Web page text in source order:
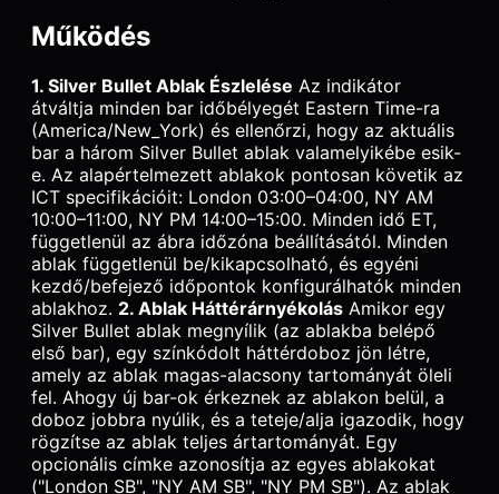
Működés
1. Silver Bullet Ablak Észlelése Az indikátor
átváltja minden bar időbélyegét Eastern Time-ra
(America/New_York) és ellenőrzi, hogy az aktuális
bar a három Silver Bullet ablak valamelyikébe esik-
e. Az alapértelmezett ablakok pontosan követik az
ICT specifikációit: London 03:00–04:00, NY AM
10:00–11:00, NY PM 14:00–15:00. Minden idő ET,
függetlenül az ábra időzóna beállításától. Minden
ablak függetlenül be/kikapcsolható, és egyéni
kezdő/befejező időpontok konfigurálhatók minden
ablakhoz. 2. Ablak Háttérárnyékolás Amikor egy
Silver Bullet ablak megnyílik (az ablakba belépő
első bar), egy színkódolt háttérdoboz jön létre,
amely az ablak magas-alacsony tartományát öleli
fel. Ahogy új bar-ok érkeznek az ablakon belül, a
doboz jobbra nyúlik, és a teteje/alja igazodik, hogy
rögzítse az ablak teljes ártartományát. Egy
opcionális címke azonosítja az egyes ablakokat
("London SB", "NY AM SB", "NY PM SB"). Az ablak